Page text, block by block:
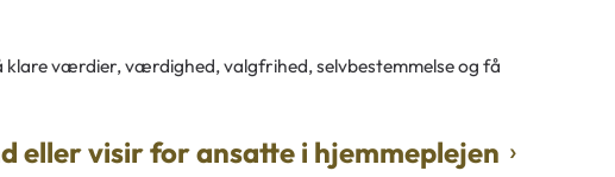
værdier, værdighed, valgfrihed, selvbestemmelse og få
visir for ansatte i hjemmeplejen